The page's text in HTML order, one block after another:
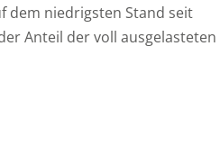
dem niedrigsten Stand seit
Anteil der voll ausgelasteten